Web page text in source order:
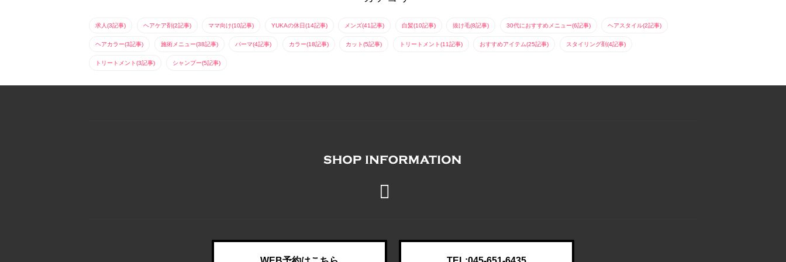
求人(3記事) ヘアケア剤(2記事) ママ向け(10記事) YUKAの休日(14記事) メンズ(41記事) 白髪(10記事) 抜け毛(8記事) 30代におすすめメニュー(6記事) ヘアスタイル(2記事)
ヘアカラー(3記事) 施術メニュー(38記事) パーマ(4記事) カラー(18記事) カット(5記事) トリートメント(11記事) おすすめアイテム(25記事) スタイリング剤(4記事)
トリートメント(3記事) シャンプー(5記事)